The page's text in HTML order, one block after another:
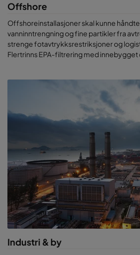
Offshore
Offshoreinstallasjoner skal kunne
vanninntrengning og fine partikler fra
strenge fotavtrykksrestriksjoner og
Flertrinns EPA-filtrering med innebygget
Industri & by